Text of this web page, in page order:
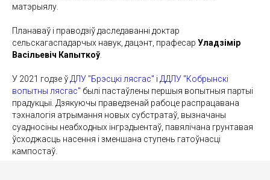
матэрыялу.
Планаваў і праводзіў даследаванні доктар
сельскагаспадарчых навук, дацэнт, прафесар Уладзімір
Васільевіч Капыткоў
У 2021 годзе ў ДЛУ "Брэсцкі лясгас" і ДДЛУ "Кобрынскі
вопытны лясгас" былі пастаўлены першыя вопытныя партыі
прадукцыі. Дзякуючы праведзенай рабоце распрацавана
тэхналогія атрымання новых субстратаў, вызначаны
суадносіны неабходных інгрэдыентаў, павялічана грунтавая
ўсходжасць насення і зменшана ступень гатоўнасці
кампостаў.